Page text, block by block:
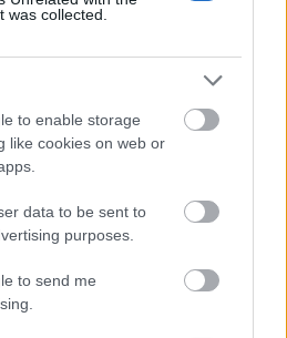
was collected.
to enable storage
like cookies on web or
data to be sent to
purposes.
to send me
alatt készre sütjük. Akkor jó,
már. Sütheted egyenként
és amíg egyet hajtottam, a
Igaz, az elsőként kiszedett
volt, mint az utolsó. Ez van!
mókusok előnyben vannak.
kiszedni a sült lapokat és
a hajtogatással, mert